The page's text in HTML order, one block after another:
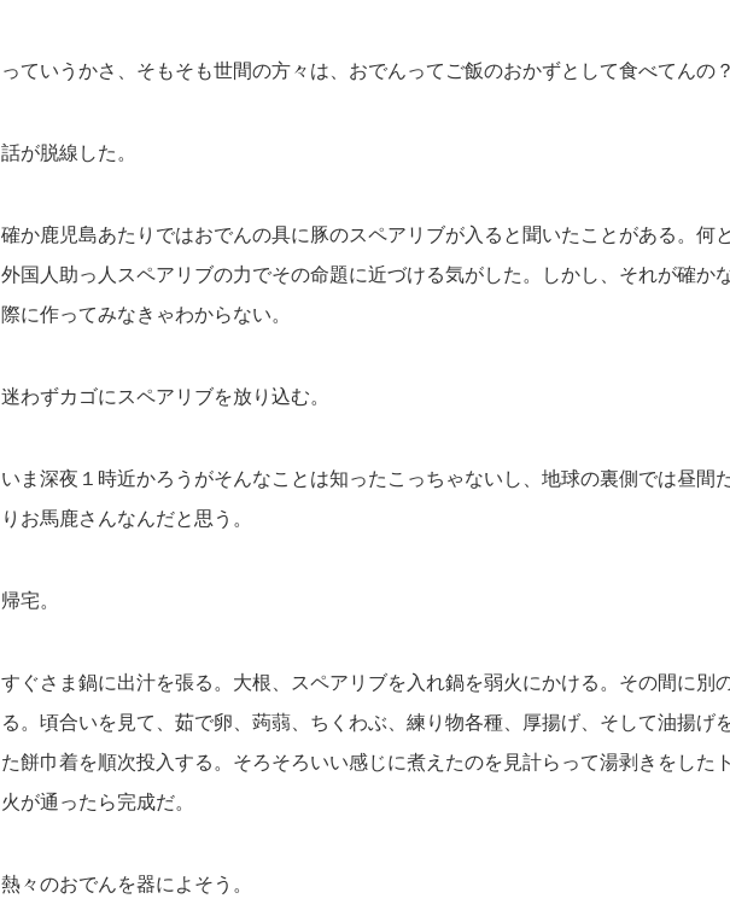
っていうかさ、そもそも世間の方々は、おでんってご飯のおかずとして食べてんの？
話が脱線した。
確か鹿児島あたりではおでんの具に豚のスペアリブが入ると聞いたことがある。何
外国人助っ人スペアリブの力でその命題に近づける気がした。しかし、それが確か
際に作ってみなきゃわからない。
迷わずカゴにスペアリブを放り込む。
いま深夜１時近かろうがそんなことは知ったこっちゃないし、地球の裏側では昼間
りお馬鹿さんなんだと思う。
帰宅。
すぐさま鍋に出汁を張る。大根、スペアリブを入れ鍋を弱火にかける。その間に別
る。頃合いを見て、茹で卵、蒟蒻、ちくわぶ、練り物各種、厚揚げ、そして油揚げ
た餅巾着を順次投入する。そろそろいい感じに煮えたのを見計らって湯剥きをした
火が通ったら完成だ。
熱々のおでんを器によそう。